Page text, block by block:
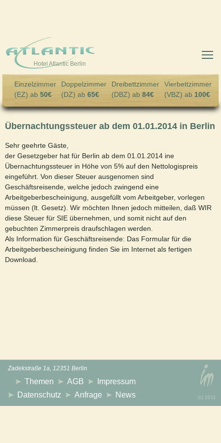
Hotel Atlantic Berlin
Einzelzimmer
(EZ) ab 50€
Doppelzimmer
(DZ) ab 65€
Dreibettzimmer
(DBZ) ab 84€
Vierbettzimmer
(VBZ) ab 100€
Übernachtungssteuer ab dem 01.01.2014 in Berlin
Sehr geehrte Gäste,
der Gesetzgeber hat für Berlin ab dem 01.01.2014 ine
Übernachtungssteuer in Höhe von 5% auf den Nettologispreis
eingeführt. Von dieser Steuer ausgenomen sind
Geschäftsreisende, welche jedoch zwingend eine
Arbeitgeberbescheinigung, ausgefüllt vom Arbeitgeber, vorlegen
müssen (lt. Gesetz). Wir möchten Ihnen jedoch mitteilen, daß WIR
diese Steuer für SIE übernehmen, und somit nicht auf den
gebuchten Zimmerpreis draufschlagen werden.
Als Information für Geschäftsreisende: Das Formular für die
Arbeitgeberbescheinigung finden Sie im Internet als fertigen
Download.
Zadekstraße 1a, 12351 Berlin
Themen AGB
Impressum
Datenschutz
Anfrage News (с) 2011